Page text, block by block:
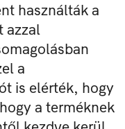
használták a
azzal
a
is elérték, hogy
a terméknek